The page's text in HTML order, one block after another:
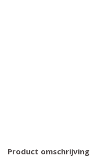
Product omschrijving